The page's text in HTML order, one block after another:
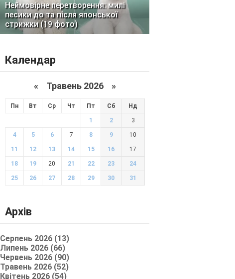
Неймовірне перетворення: милі
песики до та після японської
стрижки (19 фото)
Календар
« Травень 2026 »
Пн Вт Ср Чт Пт Сб Нд
1 2 3
4 5 6 7 8 9 10
11 12 13 14 15 16 17
18 19 20 21 22 23 24
25 26 27 28 29 30 31
Архів
Серпень 2026 (13)
Липень 2026 (66)
Червень 2026 (90)
Травень 2026 (52)
Квітень 2026 (54)